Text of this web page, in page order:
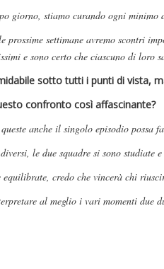
giorno, stiamo curando ogni minimo
settimane avremo scontri
e sono certo che ciascuno di loro
sotto tutti i punti di vista,
confronto così affascinante?
anche il singolo episodio possa
le due squadre si sono studiate
equilibrate, credo che vincerà chi
al meglio i vari momenti due